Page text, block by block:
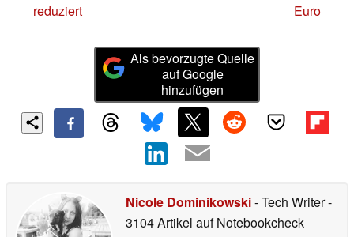
reduziert
Euro
Als bevorzugte Quelle
auf Google
hinzufügen
Nicole Dominikowski- Tech Writer-
3104 Artikel auf Notebookcheck